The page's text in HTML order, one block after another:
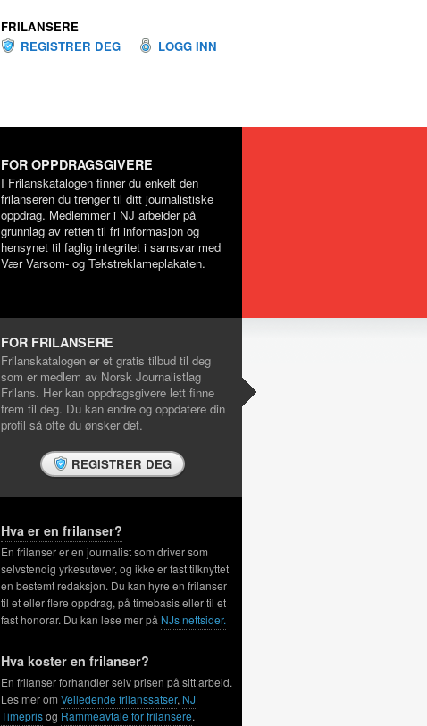
FRILANSERE
REGISTRER DEG
LOGG INN
FOR OPPDRAGSGIVERE
I Frilanskatalogen finner du enkelt den
frilanseren du trenger til ditt journalistiske
oppdrag. Medlemmer i NJ arbeider på
grunnlag av retten til fri informasjon og
hensynet til faglig integritet i samsvar med
Vær Varsom- og Tekstreklameplakaten.
FOR FRILANSERE
Frilanskatalogen er et gratis tilbud til deg
som er medlem av Norsk Journalistlag
Frilans. Her kan oppdragsgivere lett finne
frem til deg. Du kan endre og oppdatere din
profil så ofte du ønsker det.
REGISTRER DEG
Hva er en frilanser?
En frilanser er en journalist som driver som
selvstendig yrkesutøver, og ikke er fast tilknyttet
en bestemt redaksjon. Du kan hyre en frilanser
til et eller flere oppdrag, på timebasis eller til et
fast honorar. Du kan lese mer på NJs nettsider.
Hva koster en frilanser?
En frilanser forhandler selv prisen på sitt arbeid.
Les mer om Veiledende frilanssatser, NJ
Timeprisog Rammeavtale for frilansere.